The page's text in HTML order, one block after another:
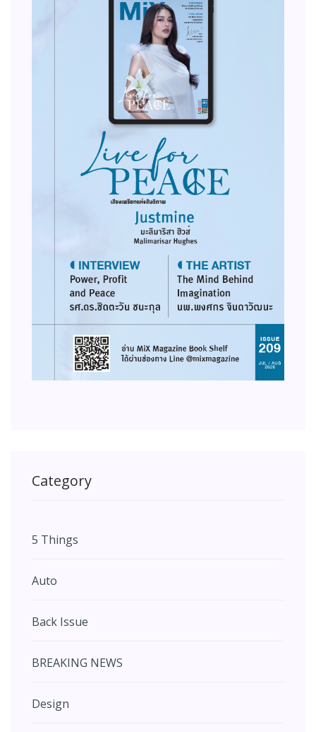
Category
5 Things
Auto
Back Issue
BREAKING NEWS
Design